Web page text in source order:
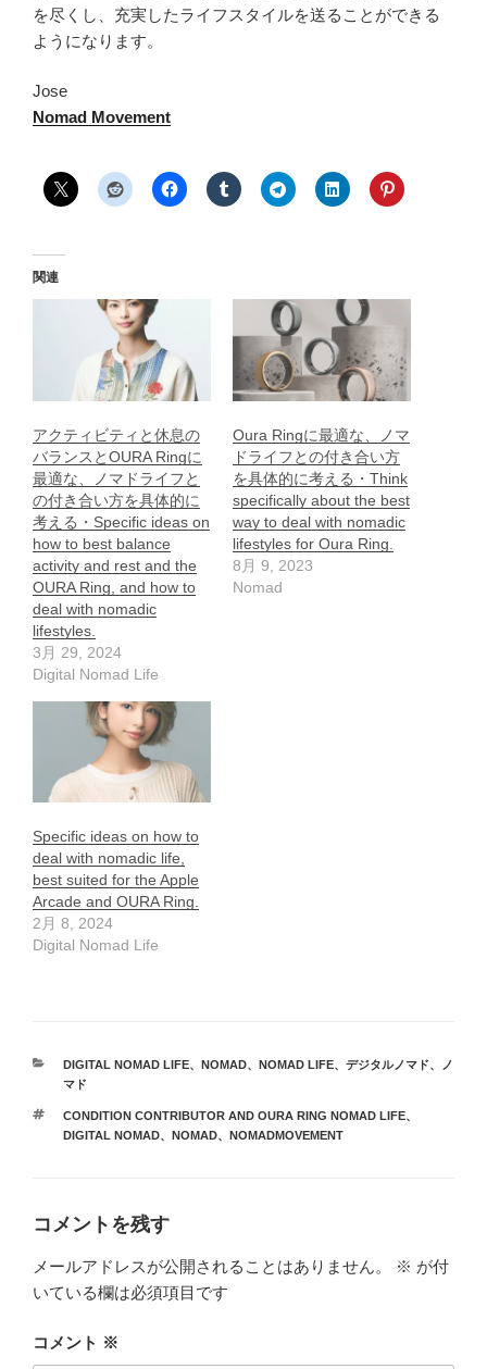
を尽くし、充実したライフスタイルを送ることができる
ようになります。
Jose
Nomad Movement
関連
アクティビティと休息の
バランスとOURA Ringに
最適な、ノマドライフと
の付き合い方を具体的に
考える・Specific ideas on
how to best balance
activity and rest and the
OURA Ring, and how to
deal with nomadic
lifestyles.
3月 29, 2024
Digital Nomad Life
Oura Ringに最適な、ノマ
ドライフとの付き合い方
を具体的に考える・Think
specifically about the best
way to deal with nomadic
lifestyles for Oura Ring.
8月 9, 2023
Nomad
Specific ideas on how to
deal with nomadic life,
best suited for the Apple
Arcade and OURA Ring.
2月 8, 2024
Digital Nomad Life
カ
テ
リ
ー
DIGITAL NOMAD LIFE、 NOMAD、 NOMAD LIFE、 デジタルノマド、
ノ
マド
タ
グ
CONDITION CONTRIBUTOR AND OURA RING NOMAD LIFE、
DIGITAL NOMAD、 NOMAD、 NOMADMOVEMENT
コメントを残す
メールアドレスが公開されることはありません。 ※ が付
いている欄は必須項目です
コメント ※